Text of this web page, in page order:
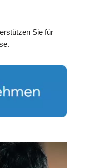
Sie für